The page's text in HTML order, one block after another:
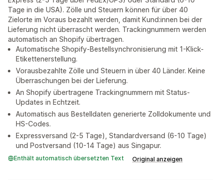
Tage in die USA). Zölle und Steuern können für über 40
Zielorte im Voraus bezahlt werden, damit Kund:innen bei der
Lieferung nicht überrascht werden. Trackingnummern werden
automatisch an Shopify übertragen.
Automatische Shopify-Bestellsynchronisierung mit 1-Klick-
Etikettenerstellung.
Vorausbezahlte Zölle und Steuern in über 40 Länder. Keine
Überraschungen bei der Lieferung.
An Shopify übertragene Trackingnummern mit Status-
Updates in Echtzeit.
Automatisch aus Bestelldaten generierte Zolldokumente und
HS-Codes.
Expressversand (2-5 Tage), Standardversand (6-10 Tage)
und Postversand (10-14 Tage) aus Singapur.
Enthält automatisch übersetzten Text Original anzeigen